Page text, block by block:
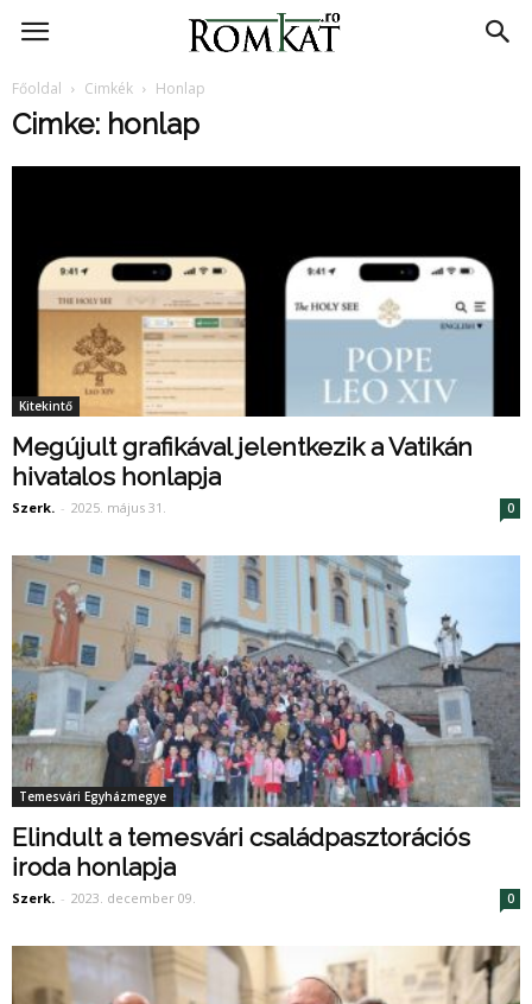
RomKat.ro
Főoldal Cimkék Honlap
Cimke: honlap
Kitekintő
Megújult grafikával jelentkezik a Vatikán
hivatalos honlapja
Szerk. - 2025. május 31. 0
Temesvári Egyházmegye
Elindult a temesvári családpasztorációs
iroda honlapja
Szerk. - 2023. december 09. 0